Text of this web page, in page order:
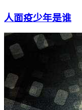
人面疫少年是谁